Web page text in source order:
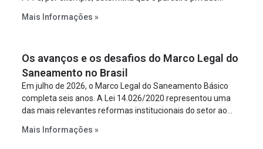
empreendimento. Ou seja, a suposta “fraude à licitação” é
projeto a projeto.
Mais Informações »
Os avanços e os desafios do Marco Legal do
Saneamento no Brasil
Em julho de 2026, o Marco Legal do Saneamento Básico
completa seis anos. A Lei 14.026/2020 representou uma
das mais relevantes reformas institucionais do setor ao
serviços, ampliar a participação da iniciativa privada,
Mais Informações »